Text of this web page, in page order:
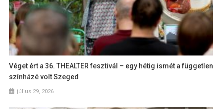
Véget ért a 36. THEALTER fesztivál – egy hétig ismét a független
színházé volt Szeged
július 29, 2026